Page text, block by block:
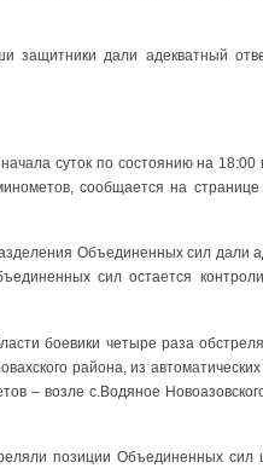
защитники дали адекватный
суток по состоянию на 18:00
сообщается на
Объединенных сил дали
сил остается
боевики четыре раза
района, из автоматических
– возле с.Водяное
позиции Объединенных сил